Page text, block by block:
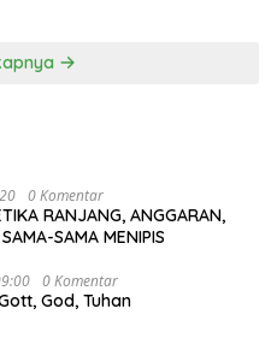
0 Komentar
RANJANG, ANGGARAN,
SAMA MENIPIS
0 Komentar
God, Tuhan